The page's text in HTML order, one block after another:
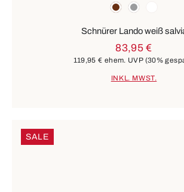
braungrau
Schnürer Lando weiß
83,95 €
119,95 € ehem. UVP (30%
INKL. MWST.
SALE